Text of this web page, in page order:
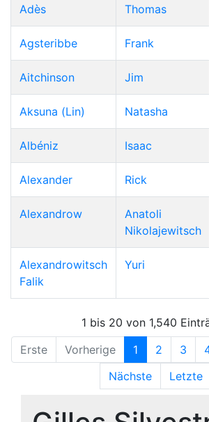
Adès Thomas
Agsteribbe Frank
Aitchinson Jim
Aksuna (Lin) Natasha
Albéniz Isaac
Alexander Rick
Alexandrow
Anatoli
Nikolajewitsch
Alexandrowitsch
Falik
Yuri
1 bis 20 von 1,540
Erste
Vorherige 1 2 3
Nächste
Letzte